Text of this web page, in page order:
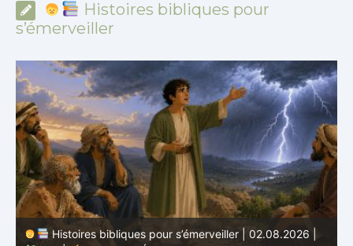
Histoires bibliques pour
s’émerveiller
Histoires bibliques pour s’émerveiller | 01.08.2026 |